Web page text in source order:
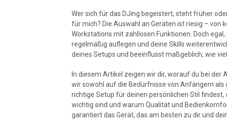
Wer sich für das DJing begeistert, steht früher
für mich? Die Auswahl an Geräten ist riesig –
Workstations mit zahllosen Funktionen. Doch
regelmäßig auflegen und deine Skills
deines Setups und beeinflusst maßgeblich, wie
In diesem Artikel zeigen wir dir, worauf du bei der
wir sowohl auf die Bedürfnisse von Anfängern als
richtige Setup für deinen persönlichen Stil
wichtig sind und warum Qualität und
garantiert das Gerät, das am besten zu dir und